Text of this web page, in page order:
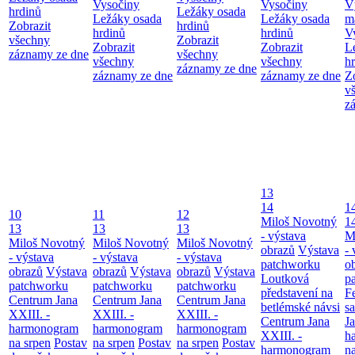
hrdinů
Zobrazit
všechny
záznamy ze dne
Vysočiny
Ležáky osada
hrdinů
Zobrazit
všechny
záznamy ze dne
Ležáky osada
hrdinů
Zobrazit
všechny
záznamy ze dne
Vysočiny
Ležáky osada
hrdinů
Zobrazit
všechny
záznamy ze dne
10
13
Miloš Novotný
- výstava
obrazů Výstava
patchworku
Centrum Jana
XXIII. -
harmonogram
na srpen Postav
11
13
Miloš Novotný
- výstava
obrazů Výstava
patchworku
Centrum Jana
XXIII. -
harmonogram
na srpen Postav
12
13
Miloš Novotný
- výstava
obrazů Výstava
patchworku
Centrum Jana
XXIII. -
harmonogram
na srpen Postav
13
14
Miloš Novotný
- výstava
obrazů Výstava
patchworku
Loutková
představení na
betlémské návsi
Centrum Jana
XXIII. -
harmonogram
-